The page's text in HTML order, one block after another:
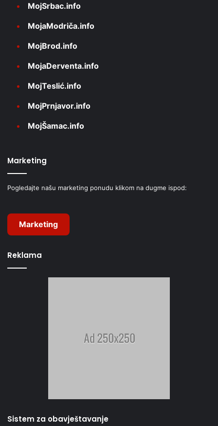
MojSrbac.info
MojaModriča.info
MojBrod.info
MojaDerventa.info
MojTeslić.info
MojPrnjavor.info
MojŠamac.info
Marketing
Pogledajte našu marketing ponudu klikom na dugme ispod:
Marketing
Reklama
Sistem za obavještavanje